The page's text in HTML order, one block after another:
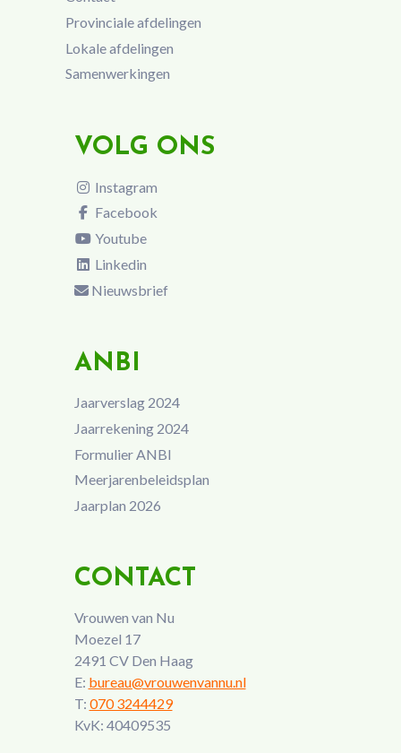
Provinciale afdelingen
Lokale afdelingen
Samenwerkingen
VOLG ONS
Instagram
Facebook
Youtube
Linkedin
Nieuwsbrief
ANBI
Jaarverslag 2024
Jaarrekening 2024
Formulier ANBI
Meerjarenbeleidsplan
Jaarplan 2026
CONTACT
Vrouwen van Nu
Moezel 17
2491 CV Den Haag
E: bureau@vrouwenvannu.nl
T: 070 3244429
KvK: 40409535